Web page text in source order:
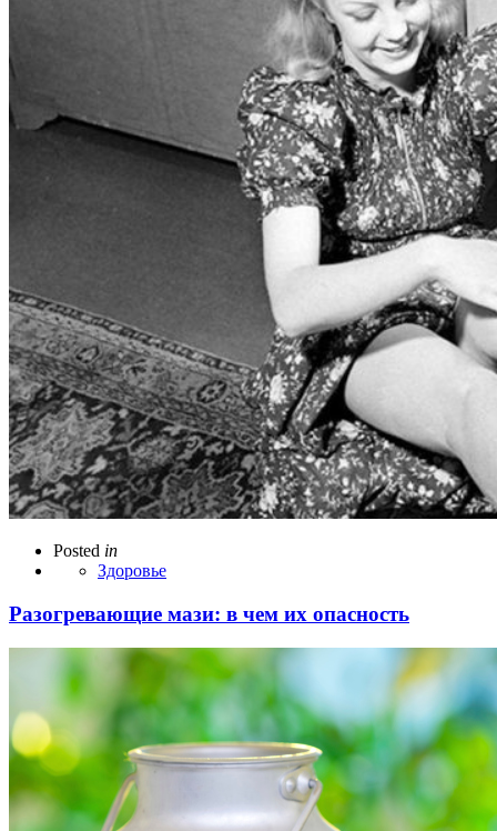
Posted in
Здоровье
Разогревающие мази: в чем их опасность